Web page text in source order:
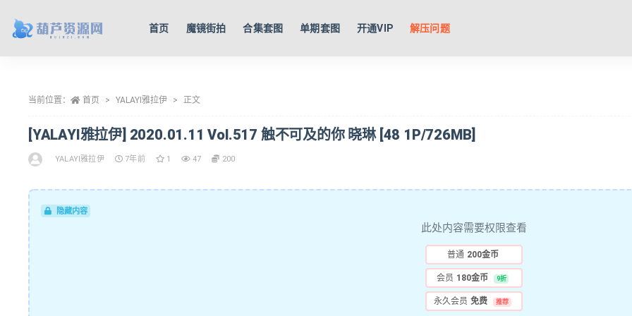
首页 魔镜街拍 合集套图 单期套图 开通VIP 解压问题
当前位置： 首页 YALAYI雅拉伊 正文
[YALAYI雅拉伊] 2020.01.11 Vol.517 触不可及的你 晓琳 [48 1P/726MB]
YALAYI雅拉伊 7年前 1 47 200
隐藏内容
此处内容需要权限查看
普通 200金币
会员 180金币 9折
永久会员 免费 推荐
全部